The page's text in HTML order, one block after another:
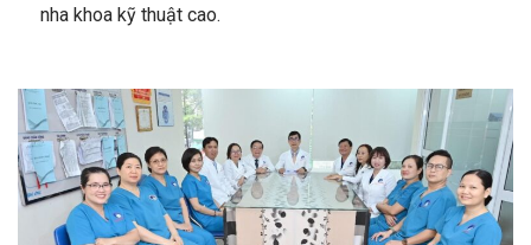
nha khoa kỹ thuật cao.